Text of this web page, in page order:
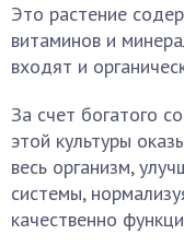
Это растение
витаминов и
входят и
За счет богатого
этой культуры
весь организм,
системы,
качественно